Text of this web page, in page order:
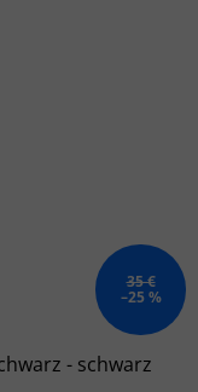
35 €
–25 %
- schwarz